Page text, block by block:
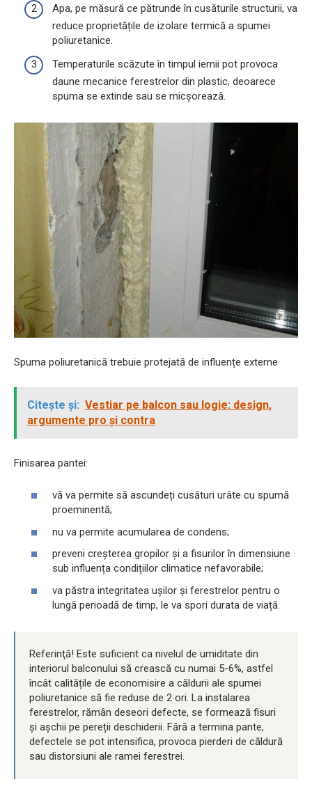
Apa, pe măsură ce pătrunde în cusăturile structurii, va
reduce proprietățile de izolare termică a spumei
poliuretanice.
Temperaturile scăzute în timpul iernii pot provoca
daune mecanice ferestrelor din plastic, deoarece
spuma se extinde sau se micșorează.
Spuma poliuretanică trebuie protejată de influențe externe
Citește și: Vestiar pe balcon sau logie: design,
argumente pro și contra
Finisarea pantei:
vă va permite să ascundeți cusături urâte cu spumă
proeminentă;
nu va permite acumularea de condens;
preveni creșterea gropilor și a fisurilor în dimensiune
sub influența condițiilor climatice nefavorabile;
va păstra integritatea ușilor și ferestrelor pentru o
lungă perioadă de timp, le va spori durata de viață.
Referinţă! Este suficient ca nivelul de umiditate din
interiorul balconului să crească cu numai 5-6%, astfel
încât calitățile de economisire a căldurii ale spumei
poliuretanice să fie reduse de 2 ori. La instalarea
ferestrelor, rămân deseori defecte, se formează fisuri
și așchii pe pereții deschiderii. Fără a termina pante,
defectele se pot intensifica, provoca pierderi de căldură
sau distorsiuni ale ramei ferestrei.